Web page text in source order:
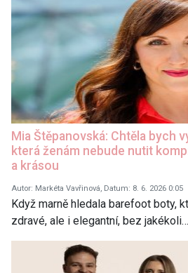
Mia Štěpanovská: Chtěla bych
která ženám nebude nutit
a krásou
Autor: Markéta Vavřinová, Datum: 8. 6. 2026 0:05
Když marně hledala barefoot boty,
zdravé, ale i elegantní, bez jakékoli…